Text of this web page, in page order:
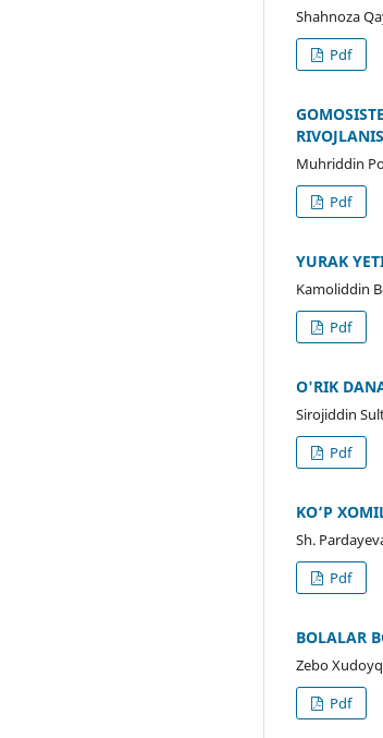
Shahnoza
Pdf
Muhriddin
Pdf
YURAK
Kamoliddin
Pdf
O'RIK
Sirojiddin
Pdf
KO‘P
Sh.
Pdf
BOLALAR
Zebo
Pdf